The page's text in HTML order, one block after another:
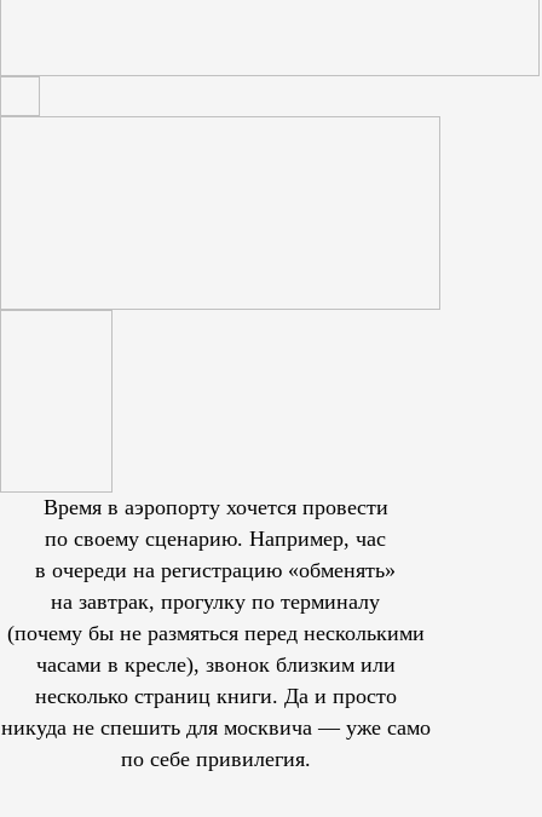
Время в аэропорту хочется провести
по своему сценарию. Например, час
в очереди на регистрацию «обменять»
на завтрак, прогулку по терминалу
(почему бы не размяться перед несколькими
часами в кресле), звонок близким или
несколько страниц книги. Да и просто
никуда не спешить для москвича — уже само
по себе привилегия.